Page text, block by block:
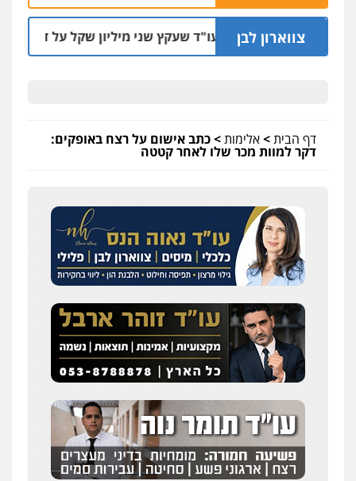
צווארון לבן
מאסר בפועל לעו"ד שעקץ שני מיליון שקל על דירה השייכת
דף הבית>אלימות>כתב אישום על רצח באופקים:
דקר למוות מכר שלו לאחר קטטה